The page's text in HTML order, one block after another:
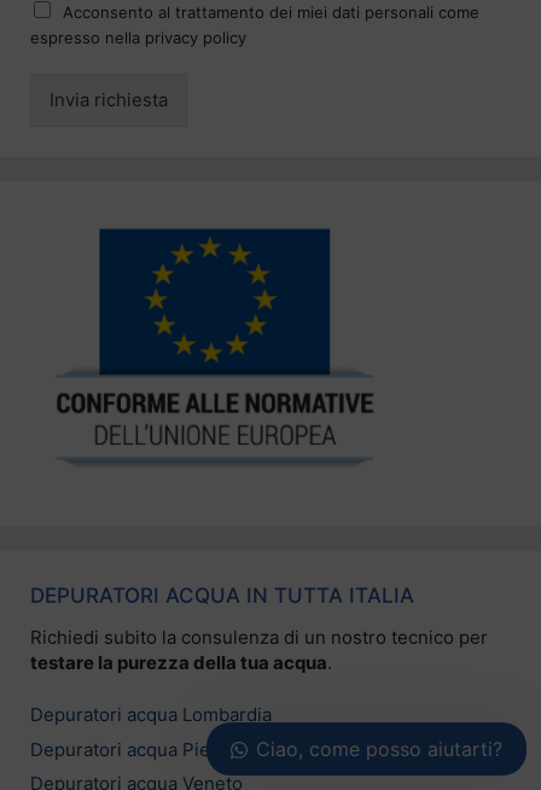
Acconsento al trattamento dei miei dati personali come
espresso nella privacy policy
Invia richiesta
DEPURATORI ACQUA IN TUTTA ITALIA
Richiedi subito la consulenza di un nostro tecnico per
testare la purezza della tua acqua.
Depuratori acqua Lombardia
Depuratori acqua Piemonte
Depuratori acqua Veneto
Ciao, come posso aiutarti?